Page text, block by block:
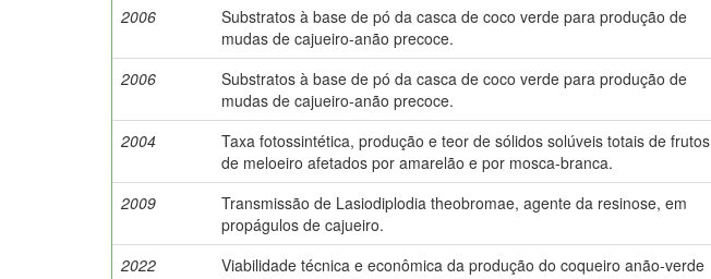
2006
Substratos à base de pó da casca de coco verde para produção de
mudas de cajueiro-anão precoce.
2006
Substratos à base de pó da casca de coco verde para produção de
mudas de cajueiro-anão precoce.
2004
Taxa fotossintética, produção e teor de sólidos solúveis totais de frutos
de meloeiro afetados por amarelão e por mosca-branca.
2009
Transmissão de Lasiodiplodia theobromae, agente da resinose, em
propágulos de cajueiro.
2022
Viabilidade técnica e econômica da produção do coqueiro anão-verde